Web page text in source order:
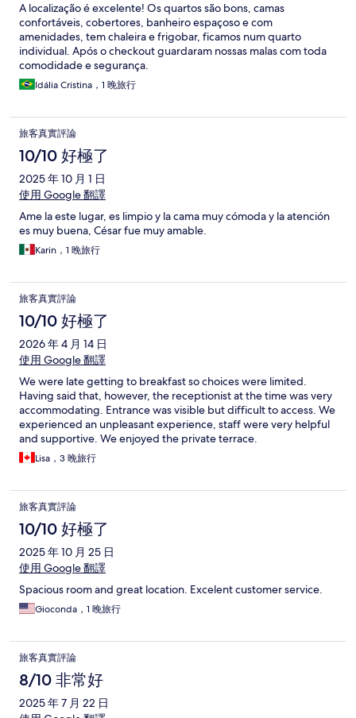
A localização é excelente! Os quartos são bons, camas
confortáveis, cobertores, banheiro espaçoso e com
amenidades, tem chaleira e frigobar, ficamos num quarto
individual. Após o checkout guardaram nossas malas com toda
comodidade e segurança.
Idália Cristina，1 晚旅行
旅客真實評論
10/10 好極了
2025 年 10 月 1 日
使用 Google 翻譯
Ame la este lugar, es limpio y la cama muy cómoda y la atención
es muy buena, César fue muy amable.
Karin，1 晚旅行
旅客真實評論
10/10 好極了
2026 年 4 月 14 日
使用 Google 翻譯
We were late getting to breakfast so choices were limited.
Having said that, however, the receptionist at the time was very
accommodating. Entrance was visible but difficult to access. We
experienced an unpleasant experience, staff were very helpful
and supportive. We enjoyed the private terrace.
Lisa，3 晚旅行
旅客真實評論
10/10 好極了
2025 年 10 月 25 日
使用 Google 翻譯
Spacious room and great location. Excelent customer service.
Gioconda，1 晚旅行
旅客真實評論
8/10 非常好
2025 年 7 月 22 日